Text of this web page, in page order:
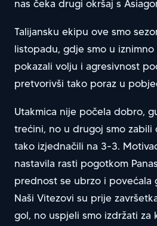
nas čeka drugi okršaj s
Talijansku ekipu ove smo
listopadu, gdje smo u
pokazali volju i agresivnost
pretvorivši tako poraz u
Utakmica nije počela dobro,
trećini, no u drugoj smo zabili
tako izjednačili na 3-3.
nastavila rasti pogotkom
prednost se ubrzo i povećala
Naši Vitezovi su prije
gol, no uspjeli smo izdržati za